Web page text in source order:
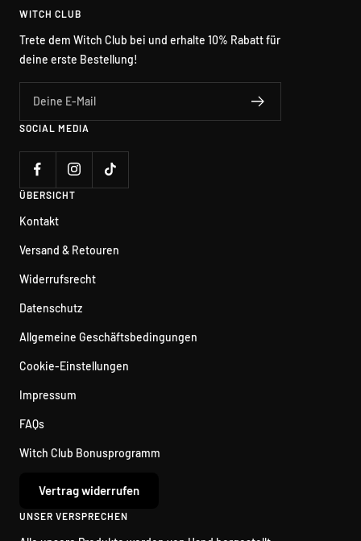
WITCH CLUB
Trete dem Witch Club bei und erhalte 10% Rabatt für
deine erste Bestellung!
Deine E-Mail
SOCIAL MEDIA
ÜBERSICHT
Kontakt
Versand & Retouren
Widerrufsrecht
Datenschutz
Allgemeine Geschäftsbedingungen
Cookie-Einstellungen
Impressum
FAQs
Witch Club Bonusprogramm
Vertrag widerrufen
UNSER VERSPRECHEN